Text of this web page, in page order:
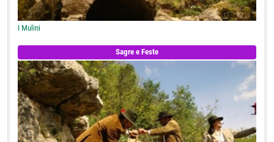
I Mulini
Sagre e Feste